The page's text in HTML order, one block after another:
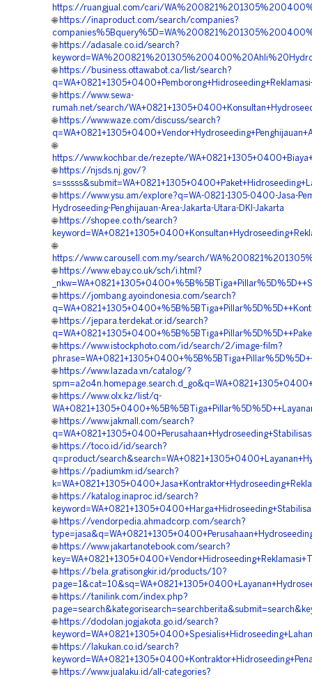
https://ruangjual.com/cari/
🌐 https://inaproduct.com/search/companies?
🌐 https://adasale.co.id/search?
🌐 https://business.ottawabot.ca/list/search?
🌐 https://www.sewa-
rumah.net/search/
🌐 https://www.waze.com/discuss/search?
🌐
https://www.kochbar.de/rezepte/
🌐 https://njsds.nj.gov/?
🌐 https://www.ysu.am/explore?q=WA-0821-1305-0400-Jasa-
Hydroseeding-Penghijauan-Area-Jakarta-Utara-DKI-Jakarta
🌐 https://shopee.co.th/search?
🌐
https://www.carousell.com.my/search/
🌐 https://www.ebay.co.uk/sch/i.html?
🌐 https://jombang.ayoindonesia.com/search?
🌐 https://jepara.terdekat.or.id/search?
🌐 https://www.istockphoto.com/id/search/2/image-film?
🌐 https://www.lazada.vn/catalog/?
🌐 https://www.olx.kz/list/q-
🌐 https://www.jakmall.com/search?
🌐 https://toco.id/id/search?
q=product/
🌐 https://padiumkm.id/search?
🌐 https://katalog.inaproc.id/search?
🌐 https://vendorpedia.ahmadcorp.com/search?
🌐 https://www.jakartanotebook.com/search?
🌐 https://bela.gratisongkir.id/products/10?
🌐 https://tanilink.com/index.php?
🌐 https://dodolan.jogjakota.go.id/search?
🌐 https://lakukan.co.id/search?
🌐 https://www.jualaku.id/all-categories?